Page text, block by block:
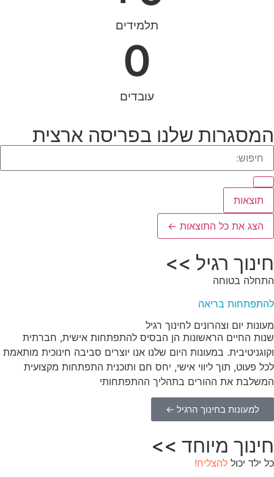
תלמידים
עובדים
0
המסגרות שלנו בפריסה ארצית
תוצאות
הצג את כל התוצאות ←
חינוך רגיל >>
התחלה בטוחה
להתפתחות בריאה
מעונות יום וצהרונים לחינוך רגיל
שנות החיים הראשונות הן הבסיס להתפתחות אישית, חברתית
וקוגניטיבית. במעונות היום שלנו אנו יוצרים סביבה חינוכית מותאמת
לכל פעוט, תוך ליווי אישי, יחס חם ותוכנית התפתחות מקצועית
המשלבת את ההורים בתהליך ההתפתחותי
למעונות בחינוך הרגיל ←
חינוך מיוחד >>
כל ילד יכול להצליח!